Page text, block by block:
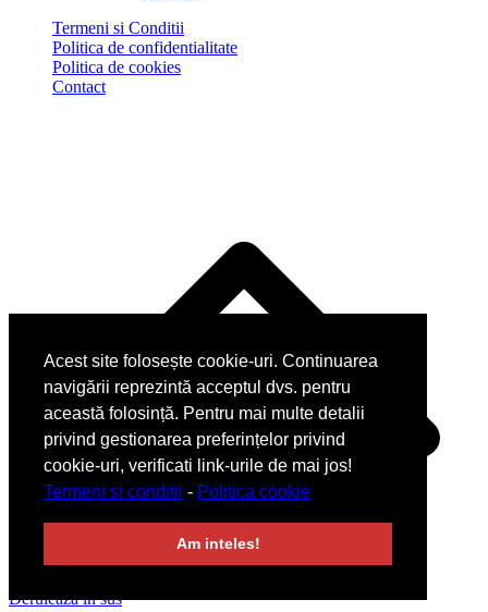
Acest site folosește cookie-uri. Continuarea
navigării reprezintă acceptul dvs. pentru
această folosință. Pentru mai multe detalii
privind gestionarea preferințelor privind
cookie-uri, verificati link-urile de mai jos!
Termeni si conditii - Politica cookie
Am inteles!
Termeni si Conditii
Politica de confidentialitate
Politica de cookies
Contact
Derulează în sus